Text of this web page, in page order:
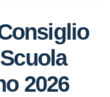
2026